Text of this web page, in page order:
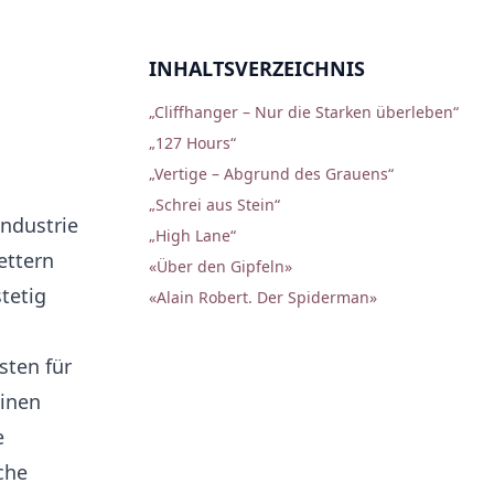
für
INHALTSVERZEICHNIS
„Cliffhanger – Nur die Starken überleben“
„127 Hours“
„Vertige – Abgrund des Grauens“
„Schrei aus Stein“
„High Lane“
«Über den Gipfeln»
«Alain Robert. Der Spiderman»